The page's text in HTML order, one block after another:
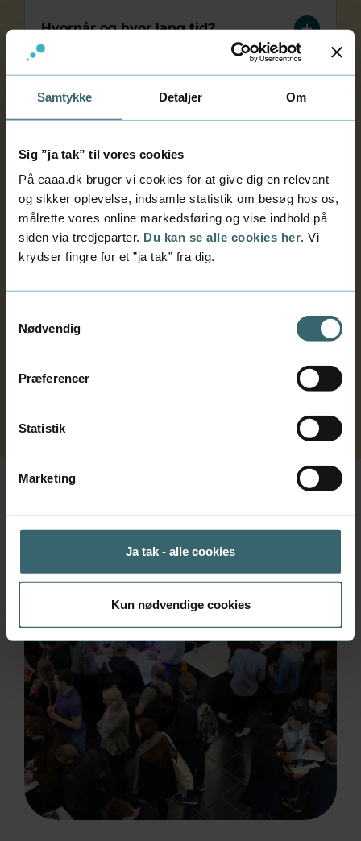
Samtykke Detaljer Om
Sig ”ja tak” til vores cookies
På eaaa.dk bruger vi cookies for at give dig en relevant
og sikker oplevelse, indsamle statistik om besøg hos os,
målrette vores online markedsføring og vise indhold på
siden via tredjeparter. Du kan se alle cookies her. Vi
krydser fingre for et ”ja tak” fra dig.
Nødvendig
Præferencer
Statistik
Marketing
Ja tak - alle cookies
Kun nødvendige cookies
Hvornår og hvor lang tid?
Forsikring
Fakta om uddannelsen
Eksempler på praktikvirksomheder
Sådan får I en praktikant